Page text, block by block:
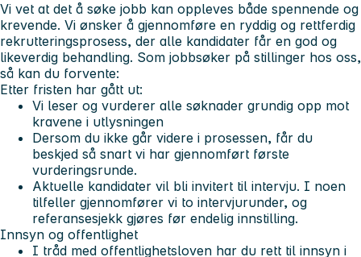
Vi vet at det å søke jobb kan oppleves både spennende og
krevende. Vi ønsker å gjennomføre en ryddig og rettferdig
rekrutteringsprosess, der alle kandidater får en god og
likeverdig behandling. Som jobbsøker på stillinger hos oss,
så kan du forvente:
Etter fristen har gått ut:
Vi leser og vurderer alle søknader grundig opp mot
kravene i utlysningen
Dersom du ikke går videre i prosessen, får du
beskjed så snart vi har gjennomført første
vurderingsrunde.
Aktuelle kandidater vil bli invitert til intervju. I noen
tilfeller gjennomfører vi to intervjurunder, og
referansesjekk gjøres før endelig innstilling.
Innsyn og offentlighet
I tråd med offentlighetsloven har du rett til innsyn i